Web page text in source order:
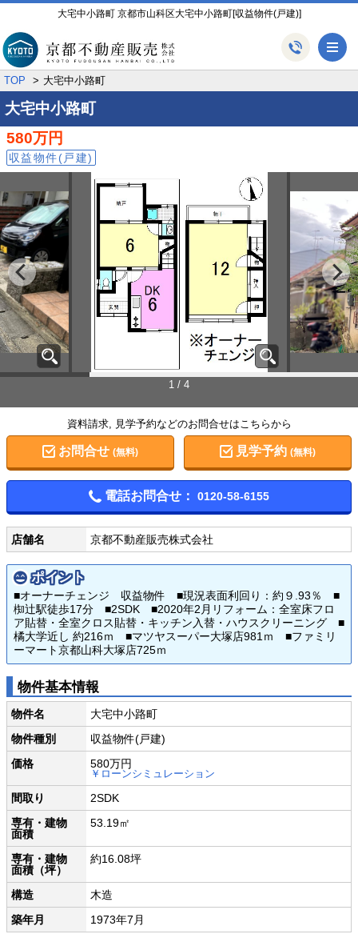
大宅中小路町 京都市山科区大宅中小路町[収益物件(戸建)]
TOP 大宅中小路町
大宅中小路町
580万円
収益物件(戸建)
1 / 4
資料請求, 見学予約などのお問合せはこちらから
お問合せ (無料) 見学予約(無料)
電話お問合せ： 0120-58-6155
店舗名 京都不動産販売株式会社
ポイント
■オーナーチェンジ 収益物件 ■現況表面利回り：約９.93％ ■
椥辻駅徒歩17分 ■2SDK ■2020年2月リフォーム：全室床フロ
ア貼替・全室クロス貼替・キッチン入替・ハウスクリーニング ■
橘大学近し 約216ｍ ■マツヤスーパー大塚店981ｍ ■ファミリ
ーマート京都山科大塚店725ｍ
物件基本情報
物件名
大宅中小路町
物件種別
収益物件(戸建)
価格
580万円
￥ローンシミュレーション
間取り
2SDK
専有・建物
面積
53.19㎡
専有・建物
面積（坪）
約16.08坪
構造
木造
築年月
1973年7月